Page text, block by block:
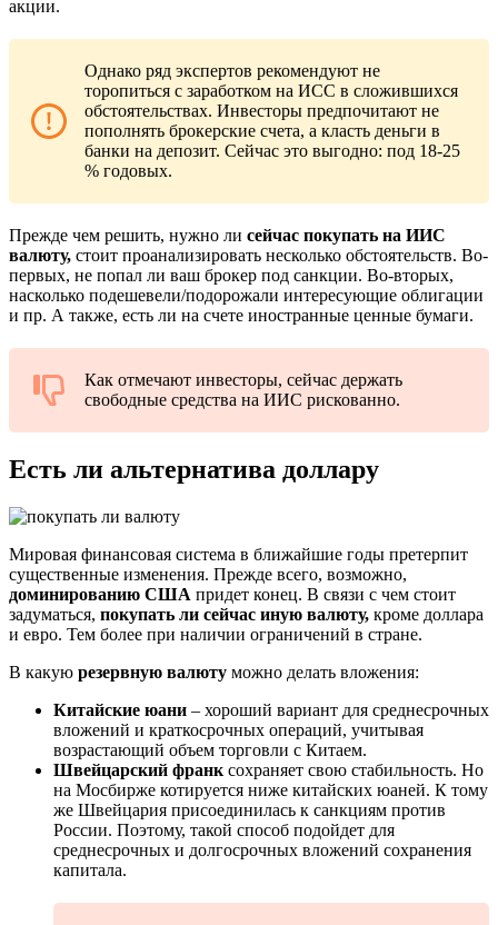
акции.
Однако ряд экспертов рекомендуют не
торопиться с заработком на ИСС в сложившихся
обстоятельствах. Инвесторы предпочитают не
пополнять брокерские счета, а класть деньги в
банки на депозит. Сейчас это выгодно: под 18-25
% годовых.
Прежде чем решить, нужно ли сейчас покупать на ИИС
валюту, стоит проанализировать несколько обстоятельств. Во-
первых, не попал ли ваш брокер под санкции. Во-вторых,
насколько подешевели/подорожали интересующие облигации
и пр. А также, есть ли на счете иностранные ценные бумаги.
Как отмечают инвесторы, сейчас держать
свободные средства на ИИС рискованно.
Есть ли альтернатива доллару
Мировая финансовая система в ближайшие годы претерпит
существенные изменения. Прежде всего, возможно,
доминированию США придет конец. В связи с чем стоит
задуматься, покупать ли сейчас иную валюту, кроме доллара
и евро. Тем более при наличии ограничений в стране.
В какую резервную валюту можно делать вложения:
Китайские юани – хороший вариант для среднесрочных
вложений и краткосрочных операций, учитывая
возрастающий объем торговли с Китаем.
Швейцарский франк сохраняет свою стабильность. Но
на Мосбирже котируется ниже китайских юаней. К тому
же Швейцария присоединилась к санкциям против
России. Поэтому, такой способ подойдет для
среднесрочных и долгосрочных вложений сохранения
капитала.